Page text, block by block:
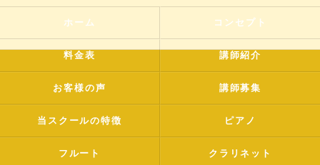
ホーム コンセプト
料金表 講師紹介
お客様の声 講師募集
当スクールの特徴 ピアノ
フルート クラリネット